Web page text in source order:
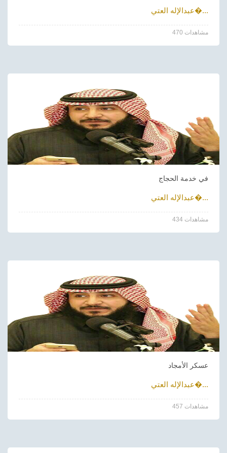
عبدالإله العتي�...
470 مشاهدات
في خدمة الحجاج
عبدالإله العتي�...
434 مشاهدات
عسكر الأمجاد
عبدالإله العتي�...
457 مشاهدات